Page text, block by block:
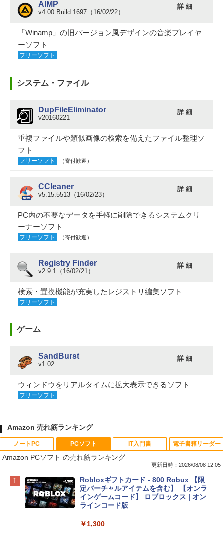
AIMP
v4.00 Build 1697（16/02/22）
詳 細
「Winamp」の旧バージョン風デザインの音楽プレイヤ
ーソフト
フリーソフト
システム・ファイル
DupFileEliminator
v20160221
詳 細
重複ファイルや類似画像の検索を備えたファイル整理ソ
フト
フリーソフト （寄付歓迎）
CCleaner
v5.15.5513（16/02/23）
詳 細
PC内の不要なデータを手軽に削除できるシステムクリ
ーナーソフト
フリーソフト （寄付歓迎）
Registry Finder
v2.9.1（16/02/21）
詳 細
検索・置換機能が充実したレジストリ編集ソフト
フリーソフト
ゲーム
SandBurst
v1.02
詳 細
ウィンドウをリアルタイムに拡大表示できるソフト
フリーソフト
Amazon 売れ筋ランキング
ノートPC
Apple 2026 MacBook Neo A18 Proチッ
プ搭載13インチノートブック：AIとAppl
e Intelligenceのために設計、Liquid Ret
inaディスプレイ、8GBユニファイドメモ
eTime HDカメラ - インディゴ
PCソフト
Amazon PCソフト の売れ筋ランキング
更新日時：2026/08/08 12:05
Robloxギフトカード - 800 Robux 【限
定バーチャルアイテムを含む】 【オンラ
インゲームコード】 ロブロックス | オン
ラインコード版
￥1,300
IT入門書 電子書籍リーダー